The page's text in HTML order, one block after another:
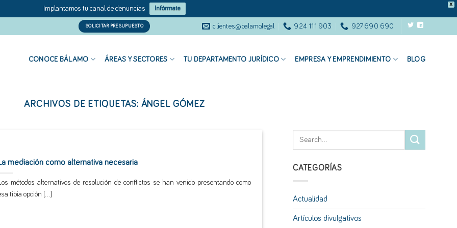
X
Implantamos tu canal de denuncias Infórmate
SOLICITAR PRESUPUESTO clientes@balamo.legal 924 111 903 927 690 690
CONOCE BÁLAMO ÁREAS Y SECTORES TU DEPARTAMENTO JURÍDICO EMPRESA Y EMPRENDIMIENTO BLOG
ARCHIVOS DE ETIQUETAS: ÁNGEL GÓMEZ
mediación como alternativa necesaria
métodos alternativos de resolución de conflictos se han venido presentando como
tibia opción [...]
CATEGORÍAS
Actualidad
Artículos divulgativos